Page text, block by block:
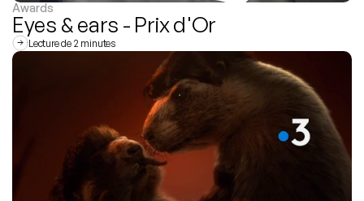
Awards
Eyes & ears - Prix d'Or
Lecture de 2 minutes